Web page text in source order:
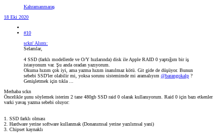
Kahramanmaraş
18 Eki 2020
#10
sckn' Alıntı:
Selamlar,
4 SSD (farklı modellerde ve O/Y hızlarında) disk ile Apple RAID 0 yaptığım bir iş
istasyonum var. Şu anda oradan yazıyorum.
Okuma hızım çok iyi, ama yazma hızım inanılmaz kötü. Git gide de düşüyor. Bunun
sebebi SSD'ler olabilir mi, yoksa sorunu sistemimde mi aramalıyım @barangokalp ?
Genişletmek için tıkla ...
Merhaba sckn
Öncelikle şunu söylemek isterim 2 tane 480gb SSD raid 0 olarak kullanıyorum. Raid 0 için bazı etkenler
varki yavaş yazma sebebi oluyor:
1. SSD farklı olması
2. Hardware yerine software kullanmak (Donanımsal yerine yazılımsal yani)
3. Chipset kaynaklı